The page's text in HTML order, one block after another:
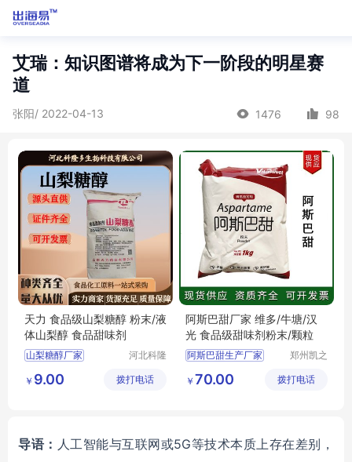
艾瑞：知识图谱将成为下一阶段的明星赛
道
张阳/ 2022-04-13 1476 98
天力 食品级山梨糖醇 粉末/液
体山梨醇 食品甜味剂
山梨糖醇厂家
食品级山梨糖醇
河北科隆
技有限公
￥ 9.00 拨打电话
阿斯巴甜厂家 维多/牛塘/汉
光 食品级甜味剂粉末/颗粒
阿斯巴甜生产厂家
食品级阿斯巴甜厂家
郑州凯之
加剂有限
￥ 70.00 拨打电话
导语： 人工智能与互联网或5G等技术本质上存在差别，